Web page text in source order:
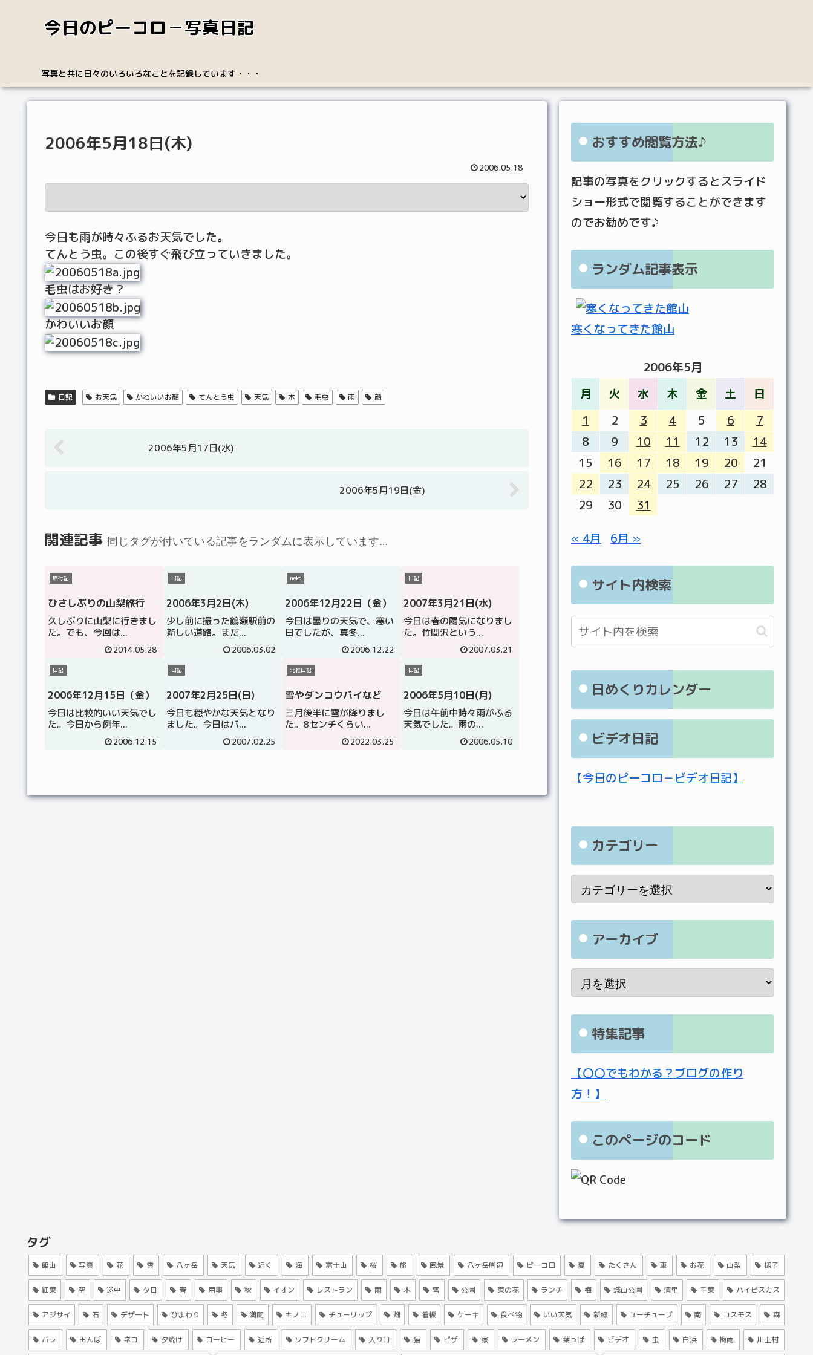
今日のピーコロ－写真日記
写真と共に日々のいろいろなことを記録しています・・・
2006年5月18日(木)
2006.05.18
今日も雨が時々ふるお天気でした。
てんとう虫。この後すぐ飛び立っていきました。
毛虫はお好き？
かわいいお顔
日記 お天気 かわいいお顔 てんとう虫 天気 木 毛虫 雨 顔
2006年5月17日(水)
2006年5月19日(金)
関連記事 同じタグが付いている記事をランダムに表示しています…
旅行記
ひさしぶりの山梨旅行
久しぶりに山梨に行きまし
た。でも、今回は...
2014.05.28
日記
2006年3月2日(木)
少し前に撮った鶴瀬駅前の
新しい道路。まだ...
2006.03.02
neko
2006年12月22日（金）
今日は曇りの天気で、寒い
日でしたが、真冬...
2006.12.22
日記
2007年3月21日(水)
今日は春の陽気になりまし
た。竹間沢という...
2007.03.21
日記
2006年12月15日（金）
今日は比較的いい天気でし
た。今日から例年...
2006.12.15
日記
2007年2月25日(日)
今日も穏やかな天気となり
ました。今日はバ...
2007.02.25
北杜日記
雪やダンコウバイなど
三月後半に雪が降りまし
た。8センチくらい...
2022.03.25
日記
2006年5月10日(月)
今日は午前中時々雨がふる
天気でした。雨の...
2006.05.10
おすすめ閲覧方法♪
記事の写真をクリックするとスライド
ショー形式で閲覧することができます
のでお勧めです♪
ランダム記事表示
寒くなってきた館山
2006年5月
月
火 水 木 金 土
日
1
2 3 4 5 6
7
8
9 10 11 12 13
14
15
16 17 18 19 20
21
22
23 24 25 26 27
28
29
30 31
« 4月 6月 »
サイト内検索
日めくりカレンダー
ビデオ日記
【今日のピーコロ－ビデオ日記】
カテゴリー
アーカイブ
特集記事
【〇〇でもわかる？ブログの作り
方！】
このページのコード
タグ
館山 写真 花 雲 八ヶ岳 天気 近く 海 富士山 桜 旅 風景 八ヶ岳周辺 ピーコロ 夏 たくさん 車 お花 山梨 様子
紅葉 空 途中 夕日 春 用事 秋 イオン レストラン 雨 木 雪 公園 菜の花 ランチ 梅 城山公園 清里 千葉 ハイビスカス
アジサイ 石 デザート ひまわり 冬 満開 キノコ チューリップ 畑 看板 ケーキ 食べ物 いい天気 新緑 ユーチューブ 南 コスモス 森
バラ 田んぼ ネコ 夕焼け コーヒー 近所 ソフトクリーム 入り口 猫 ピザ 家 ラーメン 葉っぱ ビデオ 虫 白浜 梅雨 川上村